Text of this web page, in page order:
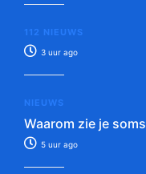
112 NIEUWS
3 uur ago
NIEUWS
Waarom zie je
5 uur ago